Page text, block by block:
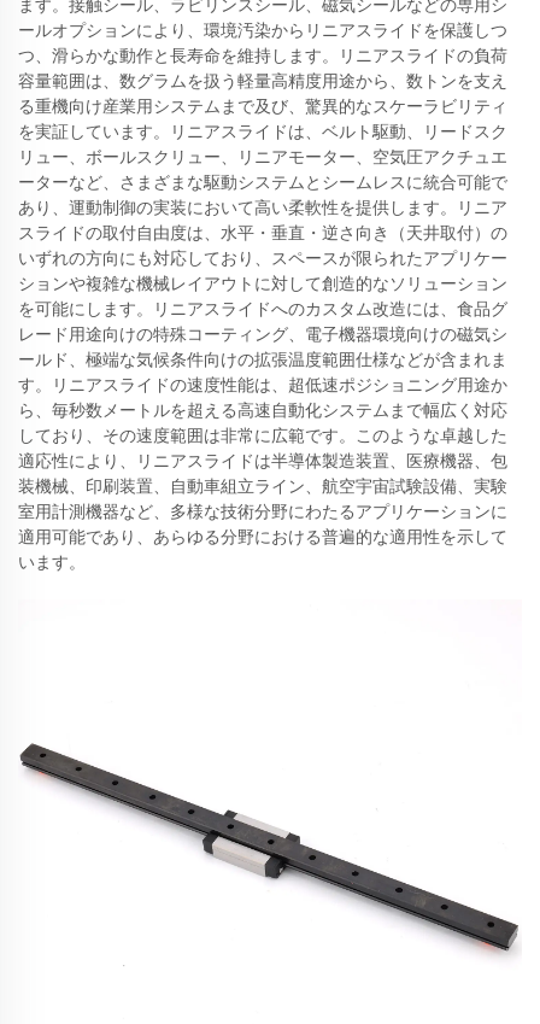
ます。接触シール、ラビリンスシール、磁気シールなどの専用シ
ールオプションにより、環境汚染からリニアスライドを保護しつ
つ、滑らかな動作と長寿命を維持します。リニアスライドの負荷
容量範囲は、数グラムを扱う軽量高精度用途から、数トンを支え
る重機向け産業用システムまで及び、驚異的なスケーラビリティ
を実証しています。リニアスライドは、ベルト駆動、リードスク
リュー、ボールスクリュー、リニアモーター、空気圧アクチュエ
ーターなど、さまざまな駆動システムとシームレスに統合可能で
あり、運動制御の実装において高い柔軟性を提供します。リニア
スライドの取付自由度は、水平・垂直・逆さ向き（天井取付）の
いずれの方向にも対応しており、スペースが限られたアプリケー
ションや複雑な機械レイアウトに対して創造的なソリューション
を可能にします。リニアスライドへのカスタム改造には、食品グ
レード用途向けの特殊コーティング、電子機器環境向けの磁気シ
ールド、極端な気候条件向けの拡張温度範囲仕様などが含まれま
す。リニアスライドの速度性能は、超低速ポジショニング用途か
ら、毎秒数メートルを超える高速自動化システムまで幅広く対応
しており、その速度範囲は非常に広範です。このような卓越した
適応性により、リニアスライドは半導体製造装置、医療機器、包
装機械、印刷装置、自動車組立ライン、航空宇宙試験設備、実験
室用計測機器など、多様な技術分野にわたるアプリケーションに
適用可能であり、あらゆる分野における普遍的な適用性を示して
います。